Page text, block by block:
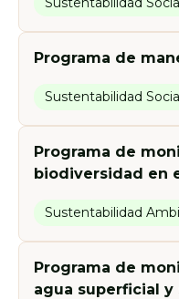
Programa de
Sustentabilidad
Programa de
biodiversidad en
Sustentabilidad
Programa de
agua superficial y